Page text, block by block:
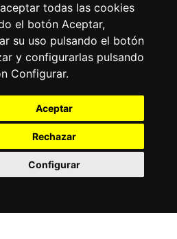
todas las cookies
el botón Aceptar,
su uso pulsando el botón
y configurarlas pulsando
Configurar.
Aceptar
Rechazar
Configurar